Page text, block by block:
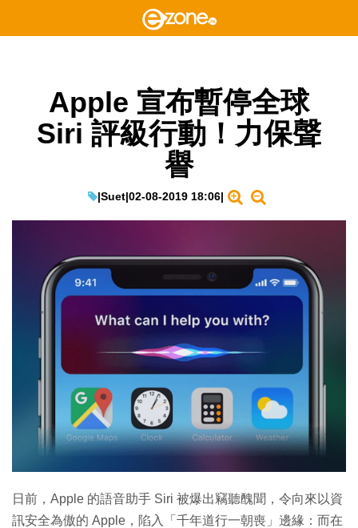
Apple 宣布暫停全球
Siri 評級行動！力保聲
譽
|Suet|02-08-2019 18:06|
日前，Apple 的語音助手 Siri 被爆出竊聽醜聞，令向來以資
訊安全為傲的 Apple，陷入「千年道行一朝喪」邊緣：而在